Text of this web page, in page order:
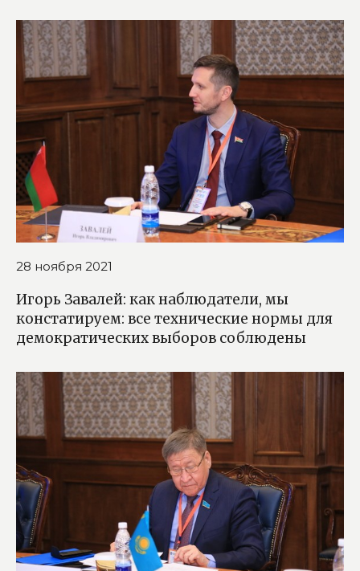
28 ноября 2021
Игорь Завалей: как наблюдатели, мы
констатируем: все технические нормы для
демократических выборов соблюдены